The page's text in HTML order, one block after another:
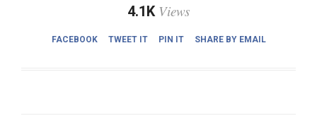
4.1K Views
FACEBOOK TWEET IT PIN IT SHARE BY EMAIL